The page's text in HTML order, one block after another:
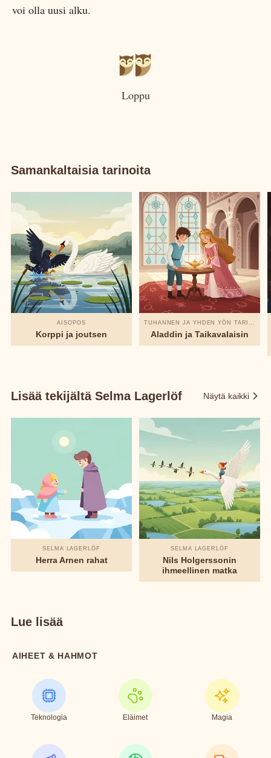
voi olla uusi alku.
Loppu
Samankaltaisia tarinoita
AISOPOS
Korppi ja joutsen
TUHANNEN JA YHDEN YÖN TARINAT
Aladdin ja Taikavalaisin
Lisää tekijältä Selma Lagerlöf Näytä kaikki
SELMA LAGERLÖF
Herra Arnen rahat
SELMA LAGERLÖF
Nils Holgerssonin
ihmeellinen matka
Lue lisää
AIHEET & HAHMOT
Teknologia Eläimet Magia